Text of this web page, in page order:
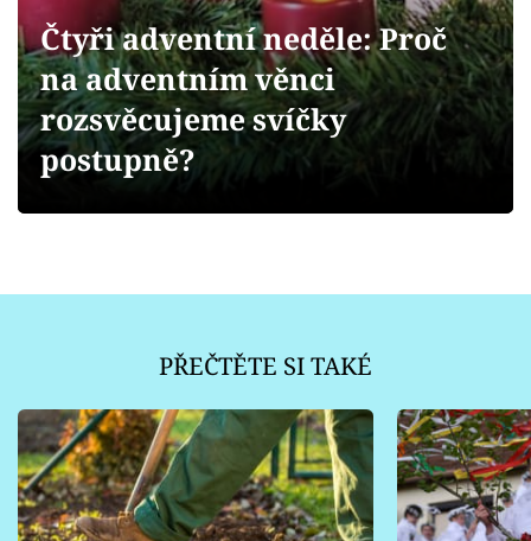
Přihlášení
Sledujte nás
Čtyři adventní neděle: Proč
na adventním věnci
rozsvěcujeme svíčky
postupně?
PŘEČTĚTE SI TAKÉ